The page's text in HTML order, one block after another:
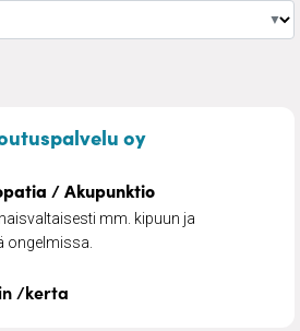
▼
oy– Fysioterapia
/ Akupunktio
mm. kipuun ja
ongelmissa.
/kerta